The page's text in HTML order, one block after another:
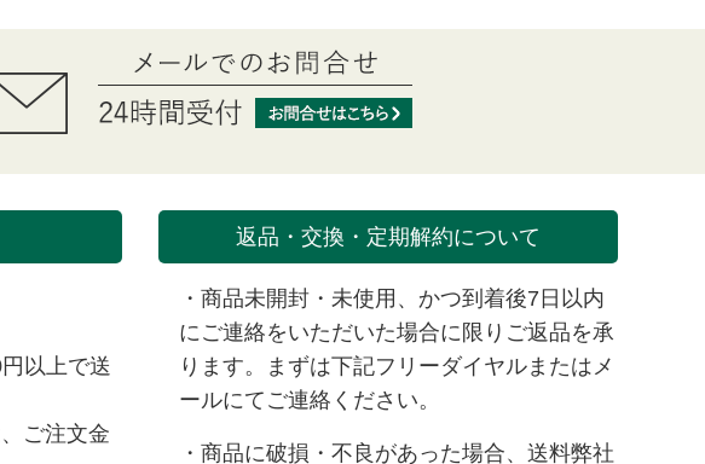
以上で送
ご注文金
返品・交換・定期解約について
・商品未開封・未使用、かつ到着後7日以内
にご連絡をいただいた場合に限りご返品を承
ります。まずは下記フリーダイヤルまたは メ
ールにてご連絡ください。
・商品に破損・不良があった場合、送料弊社